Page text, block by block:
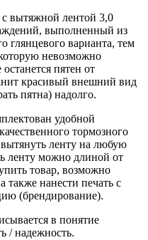
вытяжной лентой 3,0
выполненный из
глянцевого варианта, тем
невозможно
пятен от
красивый внешний вид
пятна) надолго.
удобной
тормозного
ленту на любую
ленту можно длиной от
товар, возможно
также нанести печать с
(брендирование).
в понятие
/ надежность.